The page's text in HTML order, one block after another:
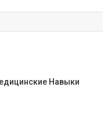
Навыки